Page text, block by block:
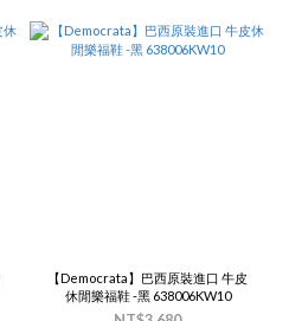
【Democrata】巴西原裝進口 牛皮
休閒樂福鞋 -黑 638006KW10